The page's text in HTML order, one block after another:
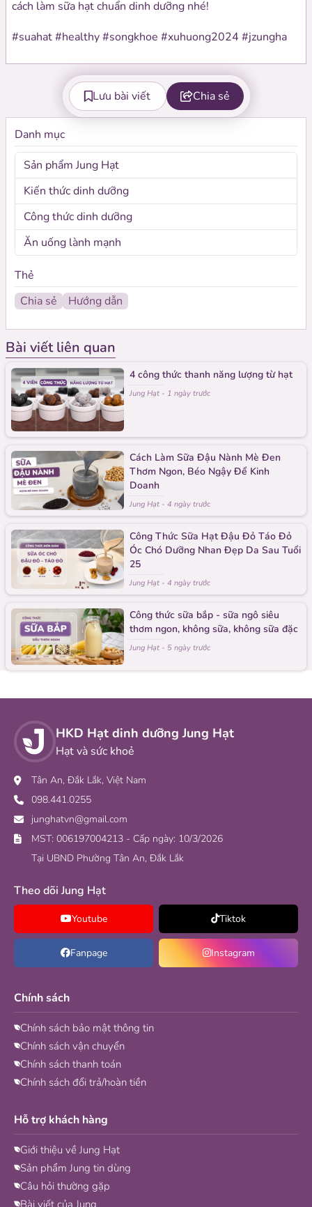
cách làm sữa hạt chuẩn dinh dưỡng nhé!
#suahat #healthy #songkhoe #xuhuong2024 #jzungha
Lưu bài viết Chia sẻ
Danh mục
Sản phẩm Jung Hạt
Kiến thức dinh dưỡng
Công thức dinh dưỡng
Ăn uống lành mạnh
Thẻ
Chia sẻ
Hướng dẫn
Sản phẩm liên quan
Bài viết liên quan
4 công thức thanh năng lượng từ hạt
Jung Hạt- 1 ngày trước
Cách Làm Sữa Đậu Nành Mè Đen
Thơm Ngon, Béo Ngậy Để Kinh
Doanh
Jung Hạt- 4 ngày trước
Công Thức Sữa Hạt Đậu Đỏ Táo Đỏ
Óc Chó Dưỡng Nhan Đẹp Da Sau Tuổi
25
Jung Hạt- 4 ngày trước
Công thức sữa bắp - sữa ngô siêu
thơm ngon, không sữa, không sữa đặc
Jung Hạt- 5 ngày trước
HKD Hạt dinh dưỡng Jung Hạt
Hạt và sức khoẻ
Tân An, Đắk Lắk, Việt Nam
098.441.0255
junghatvn@gmail.com
MST: 006197004213 - Cấp ngày: 10/3/2026
Tại UBND Phường Tân An, Đắk Lắk
Theo dõi Jung Hạt
Youtube Tiktok
Fanpage Instagram
Chính sách
Chính sách bảo mật thông tin
Chính sách vận chuyển
Chính sách thanh toán
Chính sách đổi trả/hoàn tiền
Hỗ trợ khách hàng
Giới thiệu về Jung Hạt
Sản phẩm Jung tin dùng
Câu hỏi thường gặp
Bài viết của Jung